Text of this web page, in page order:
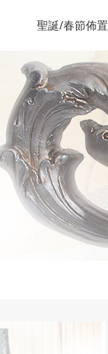
聖誕/春節佈置